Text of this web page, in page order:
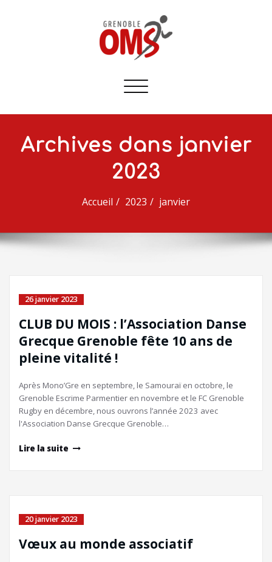
Afficher/masquer
navigation
Archives dans janvier
2023
Accueil 2023 janvier
26 janvier 2023
CLUB DU MOIS : l’Association Danse
Grecque Grenoble fête 10 ans de
pleine vitalité !
Après Mono’Gre en septembre, le Samouraï en octobre, le
Grenoble Escrime Parmentier en novembre et le FC Grenoble
Rugby en décembre, nous ouvrons l’année 2023 avec
l'Association Danse Grecque Grenoble…
Lire la suite
20 janvier 2023
Vœux au monde associatif